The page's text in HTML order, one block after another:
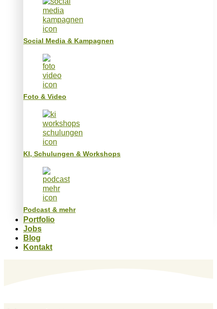
Social Media & Kampagnen
Foto & Video
KI, Schulungen & Workshops
Podcast & mehr
Portfolio
Jobs
Blog
Kontakt